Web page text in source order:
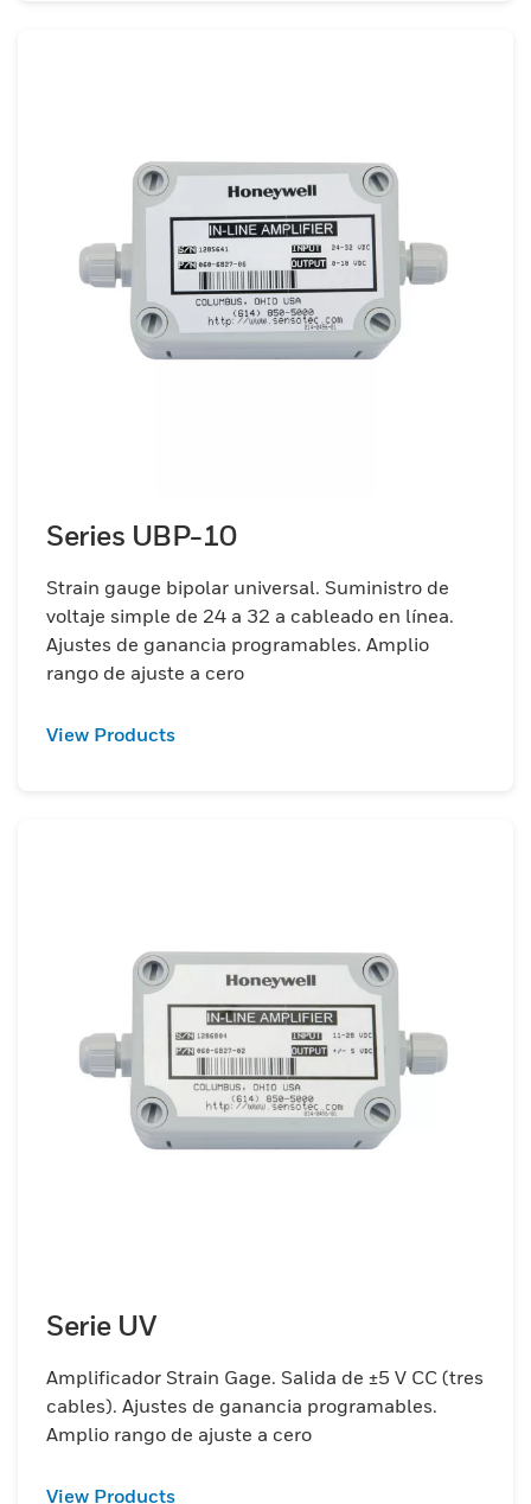
Series UBP-10
Strain gauge bipolar universal. Suministro de
voltaje simple de 24 a 32 a cableado en línea.
Ajustes de ganancia programables. Amplio
rango de ajuste a cero
View Products
Serie UV
Amplificador Strain Gage. Salida de ±5 V CC (tres
cables). Ajustes de ganancia programables.
Amplio rango de ajuste a cero
View Products